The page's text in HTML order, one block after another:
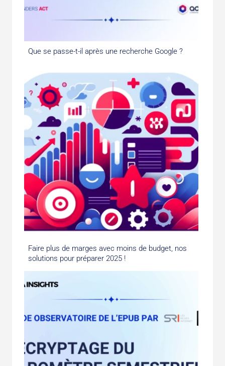
Que se passe-t-il après une recherche Google ?
Faire plus de marges avec moins de budget, nos
solutions pour préparer 2025 !